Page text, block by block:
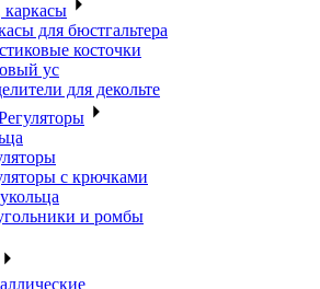
каркасы
для бюстгальтера
косточки
ус
для декольте
с крючками
и ромбы